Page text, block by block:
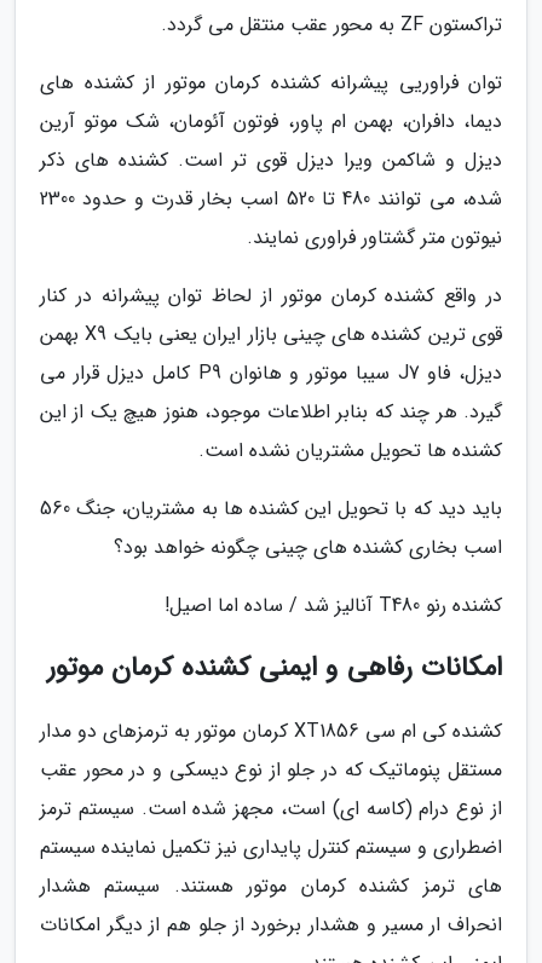
تراکستون ZF به محور عقب منتقل می گردد.
توان فراوریی پیشرانه کشنده کرمان موتور از کشنده های
دیما، دافران، بهمن ام پاور، فوتون آئومان، شک موتو آرین
دیزل و شاکمن ویرا دیزل قوی تر است. کشنده های ذکر
شده، می توانند 480 تا 520 اسب بخار قدرت و حدود 2300
نیوتون متر گشتاور فراوری نمایند.
در واقع کشنده کرمان موتور از لحاظ توان پیشرانه در کنار
قوی ترین کشنده های چینی بازار ایران یعنی بایک X9 بهمن
دیزل، فاو J7 سیبا موتور و هانوان P9 کامل دیزل قرار می
گیرد. هر چند که بنابر اطلاعات موجود، هنوز هیچ یک از این
کشنده ها تحویل مشتریان نشده است.
باید دید که با تحویل این کشنده ها به مشتریان، جنگ 560
اسب بخاری کشنده های چینی چگونه خواهد بود؟
کشنده رنو T480 آنالیز شد / ساده اما اصیل!
امکانات رفاهی و ایمنی کشنده کرمان موتور
کشنده کی ام سی XT1856 کرمان موتور به ترمزهای دو مدار
مستقل پنوماتیک که در جلو از نوع دیسکی و در محور عقب
از نوع درام (کاسه ای) است، مجهز شده است. سیستم ترمز
اضطراری و سیستم کنترل پایداری نیز تکمیل نماینده سیستم
های ترمز کشنده کرمان موتور هستند. سیستم هشدار
انحراف ار مسیر و هشدار برخورد از جلو هم از دیگر امکانات